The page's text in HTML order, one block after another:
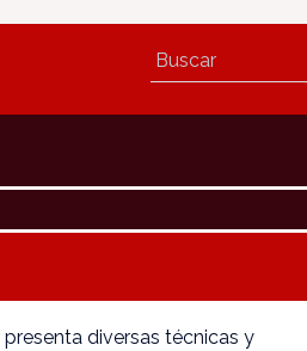
diversas técnicas y